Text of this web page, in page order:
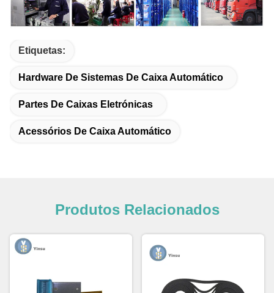
Etiquetas:
Hardware De Sistemas De Caixa Automático
Partes De Caixas Eletrónicas
Acessórios De Caixa Automático
Produtos Relacionados